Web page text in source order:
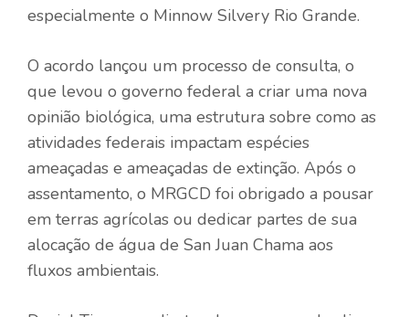
especialmente o Minnow Silvery Rio Grande.
O acordo lançou um processo de consulta, o
que levou o governo federal a criar uma nova
opinião biológica, uma estrutura sobre como as
atividades federais impactam espécies
ameaçadas e ameaçadas de extinção. Após o
assentamento, o MRGCD foi obrigado a pousar
em terras agrícolas ou dedicar partes de sua
alocação de água de San Juan Chama aos
fluxos ambientais.